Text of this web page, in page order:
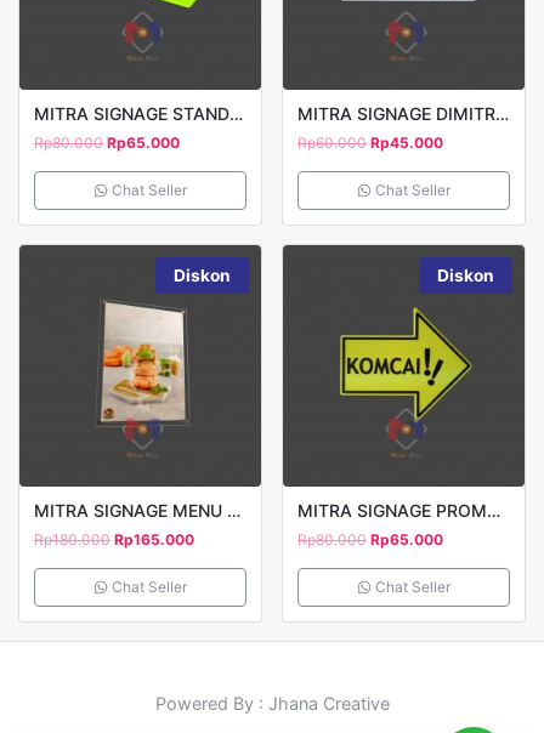
MITRA SIGNAGE STAND FOOD CUTTING 20X8CM
Rp80.000 Rp65.000
Chat Seller
MITRA SIGNAGE DIMITRA PRINT UV 15X12CM
Rp60.000 Rp45.000
Chat Seller
Diskon
MITRA SIGNAGE MENU BOARD A3 36X48CM
Rp180.000 Rp165.000
Chat Seller
Diskon
MITRA SIGNAGE PROMOTION PRINT UV KOMCAI 30X20CM
Rp80.000 Rp65.000
Chat Seller
Powered By : Jhana Creative